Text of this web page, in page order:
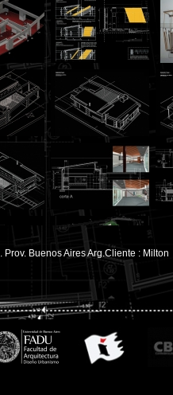
Buenos Aires Arg.Cliente : Milton